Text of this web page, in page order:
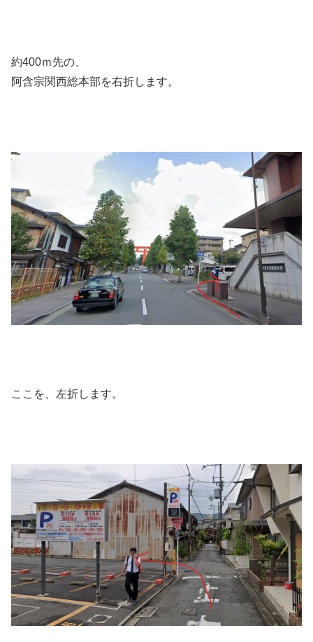
約400ｍ先の、
阿含宗関西総本部を右折します。
ここを、左折します。